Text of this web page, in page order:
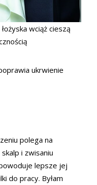
wciąż cieszą
ukrwienie
polega na
i zwisaniu
lepsze jej
do pracy. Byłam